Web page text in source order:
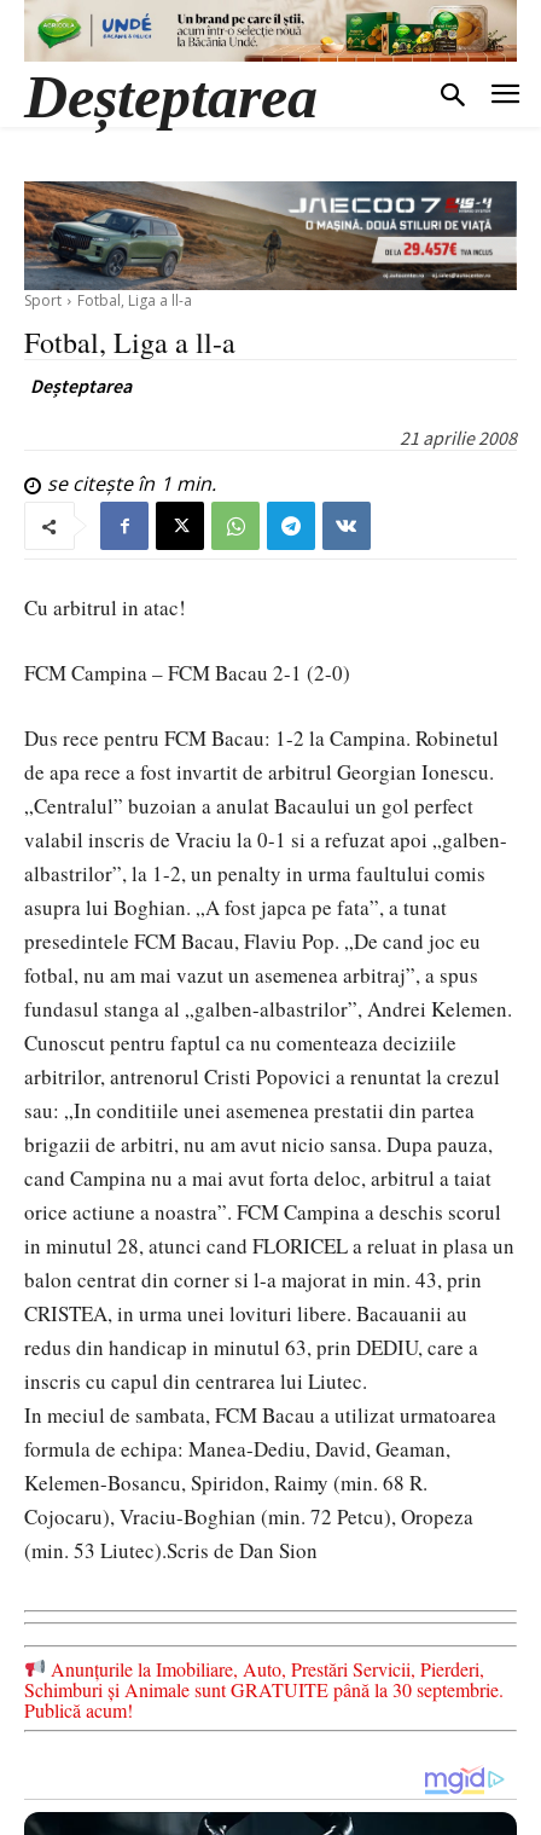
Deșteptarea
Sport Fotbal, Liga a ll-a
Fotbal, Liga a ll-a
Deșteptarea
21 aprilie 2008
se citește în 1 min.
Cu arbitrul in atac!
FCM Campina – FCM Bacau 2-1 (2-0)
Dus rece pentru FCM Bacau: 1-2 la Campina. Robinetul
de apa rece a fost invartit de arbitrul Georgian Ionescu.
„Centralul” buzoian a anulat Bacaului un gol perfect
valabil inscris de Vraciu la 0-1 si a refuzat apoi „galben-
albastrilor”, la 1-2, un penalty in urma faultului comis
asupra lui Boghian. „A fost japca pe fata”, a tunat
presedintele FCM Bacau, Flaviu Pop. „De cand joc eu
fotbal, nu am mai vazut un asemenea arbitraj”, a spus
fundasul stanga al „galben-albastrilor”, Andrei Kelemen.
Cunoscut pentru faptul ca nu comenteaza deciziile
arbitrilor, antrenorul Cristi Popovici a renuntat la crezul
sau: „In conditiile unei asemenea prestatii din partea
brigazii de arbitri, nu am avut nicio sansa. Dupa pauza,
cand Campina nu a mai avut forta deloc, arbitrul a taiat
orice actiune a noastra”. FCM Campina a deschis scorul
in minutul 28, atunci cand FLORICEL a reluat in plasa un
balon centrat din corner si l-a majorat in min. 43, prin
CRISTEA, in urma unei lovituri libere. Bacauanii au
redus din handicap in minutul 63, prin DEDIU, care a
inscris cu capul din centrarea lui Liutec.
In meciul de sambata, FCM Bacau a utilizat urmatoarea
formula de echipa: Manea-Dediu, David, Geaman,
Kelemen-Bosancu, Spiridon, Raimy (min. 68 R.
Cojocaru), Vraciu-Boghian (min. 72 Petcu), Oropeza
(min. 53 Liutec).Scris de Dan Sion
Anunțurile la Imobiliare, Auto, Prestări Servicii, Pierderi,
Schimburi și Animale sunt GRATUITE până la 30 septembrie.
Publică acum!